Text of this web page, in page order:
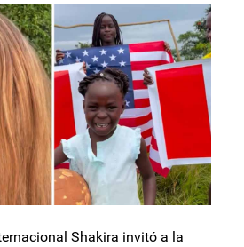
Shakira invitó a la